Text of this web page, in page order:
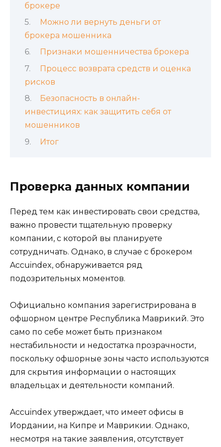
брокере
Можно ли вернуть деньги от
брокера мошенника
Признаки мошенничества брокера
Процесс возврата средств и оценка
рисков
Безопасность в онлайн-
инвестициях: как защитить себя от
мошенников
Итог
Проверка данных компании
Перед тем как инвестировать свои средства,
важно провести тщательную проверку
компании, с которой вы планируете
сотрудничать. Однако, в случае с брокером
Accuindex, обнаруживается ряд
подозрительных моментов.
Официально компания зарегистрирована в
офшорном центре Республика Маврикий. Это
само по себе может быть признаком
нестабильности и недостатка прозрачности,
поскольку офшорные зоны часто используются
для скрытия информации о настоящих
владельцах и деятельности компаний.
Accuindex утверждает, что имеет офисы в
Иордании, на Кипре и Маврикии. Однако,
несмотря на такие заявления, отсутствует